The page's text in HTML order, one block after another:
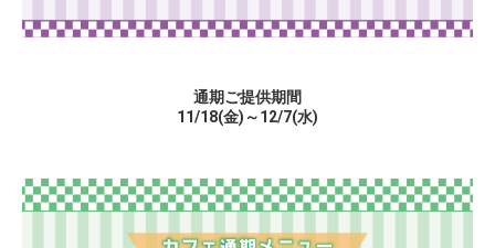
通期ご提供期間
11/18(金)～12/7(水)